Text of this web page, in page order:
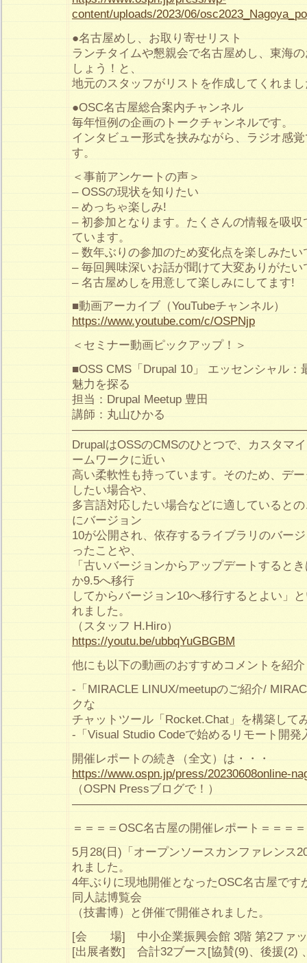
content/uploads/2023/06/
●名古屋めし、お取り寄せリスト
ランチタイムや懇親会で名古屋めし、東海
しょう！と、
地元のスタッフがリストを作成してくれま
●OSC名古屋総合案内チャンネル
毎年恒例の企画のトークチャンネルです。
インタビュー形式を挟みながら、ラジオ感
す。
＜事前アンケートの声＞
– OSSの現状を知りたい
– めっちゃ楽しみ!
– 初参加となります。たくさんの情報を吸
ています。
– 数年ぶりの参加のため変化点を楽しみたい
– 毎回興味深いお話が聞けて大変ありがたい
– 名古屋めしを用意して楽しみにしてます!
■動画アーカイブ（YouTubeチャンネル）
https://www.youtube.com/c/OSPNjp
＜セミナー動画ピックアップ！＞
■OSS CMS「Drupal 10」 エッセンシャル：
魅力を探る
担当：Drupal Meetup 豊田
講師：丸山ひかる
DrupalはOSSのCMSのひとつで、カスタマ
ームワークに近い
高い柔軟性も持っています。そのため、デ
したい場合や、
多言語対応したい場合などに適していると
にバージョン
10が公開され、依存するライブラリのバー
ったことや、
「古いバージョンからアップデートすると
か9.5へ移行
してからバージョン10へ移行するとよい」
れました。
（スタッフ H.Hiro）
https://youtu.be/ubbqYuGBGBM
他にも以下の動画のおすすめコメントを紹
-「MIRACLE LINUX/meetupのご紹介/
クな
チャットツール「Rocket.Chat」を構築して
-「Visual Studio Codeで始めるリモート開発
開催レポートの続き（全文）は・・・
https://www.ospn.jp/press/20230608online-
（OSPN Pressブログで！）
＝＝＝＝OSC名古屋の開催レポート＝＝＝＝
5月28(日)「オープンソースカンファレンス
れました。
4年ぶりに現地開催となったOSC名古屋です
同人誌博覧会
（技書博）と併催で開催されました。
[会 場] 中小企業振興会館 3階 第2ファッ
[出展者数] 合計32ブース[協賛(9)、後援(2)